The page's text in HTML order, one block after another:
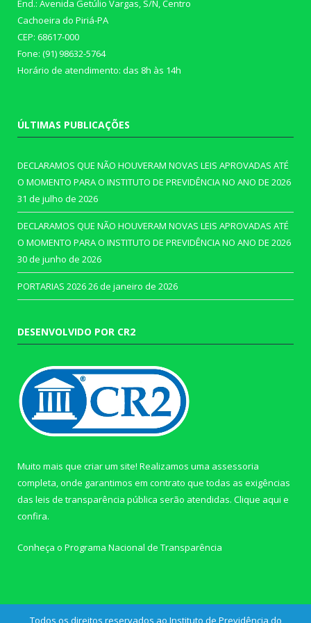
End.: Avenida Getúlio Vargas, S/N, Centro
Cachoeira do Piriá-PA
CEP: 68617-000
Fone: (91) 98632-5764
Horário de atendimento: das 8h às 14h
ÚLTIMAS PUBLICAÇÕES
DECLARAMOS QUE NÃO HOUVERAM NOVAS LEIS APROVADAS ATÉ
O MOMENTO PARA O INSTITUTO DE PREVIDÊNCIA NO ANO DE 2026
31 de julho de 2026
DECLARAMOS QUE NÃO HOUVERAM NOVAS LEIS APROVADAS ATÉ
O MOMENTO PARA O INSTITUTO DE PREVIDÊNCIA NO ANO DE 2026
30 de junho de 2026
PORTARIAS 202626 de janeiro de 2026
DESENVOLVIDO POR CR2
Muito mais que criar um site! Realizamos uma assessoria
completa, onde garantimos em contrato que todas as exigências
das leis de transparência pública serão atendidas. Clique aqui e
confira.
Conheça o Programa Nacional de Transparência
Todos os direitos reservados ao Instituto de Previdência do